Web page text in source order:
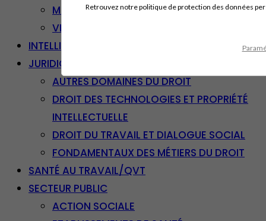
Retrouvez notre politique de protection des données
MARKETING
VENTE – RELATION CLIENT
INTELLIGENCE ARTIFICIELLE
JURIDIQUE
AUTRES DOMAINES DU DROIT
DROIT DES TECHNOLOGIES ET PROPRIÉTÉ
INTELLECTUELLE
DROIT DU TRAVAIL ET DIALOGUE SOCIAL
FONDAMENTAUX DES MÉTIERS DU DROIT
SANTÉ AU TRAVAIL/QVT
SECTEUR PUBLIC
ACTION SOCIALE